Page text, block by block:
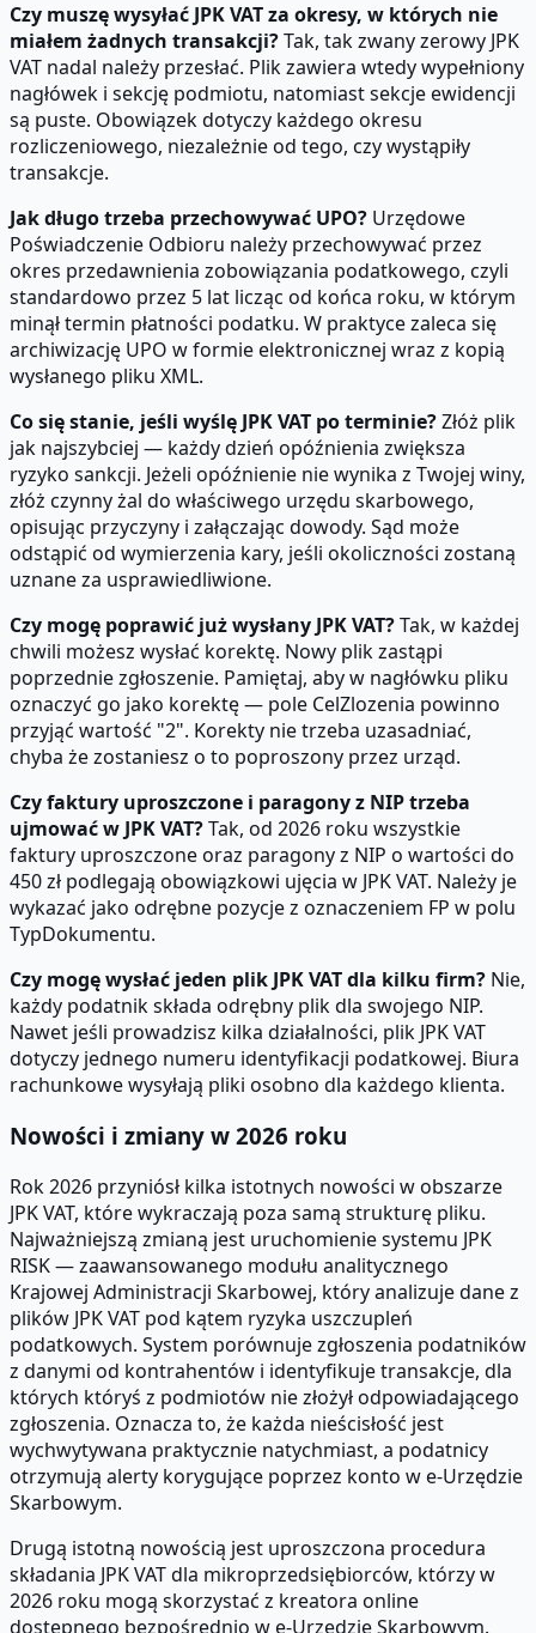
Czy muszę wysyłać JPK VAT za okresy, w których nie
miałem żadnych transakcji?Tak, tak zwany zerowy JPK
VAT nadal należy przesłać. Plik zawiera wtedy wypełniony
nagłówek i sekcję podmiotu, natomiast sekcje ewidencji
są puste. Obowiązek dotyczy każdego okresu
rozliczeniowego, niezależnie od tego, czy wystąpiły
transakcje.
Jak długo trzeba przechowywać UPO? Urzędowe
Poświadczenie Odbioru należy przechowywać przez
okres przedawnienia zobowiązania podatkowego, czyli
standardowo przez 5 lat licząc od końca roku, w którym
minął termin płatności podatku. W praktyce zaleca się
archiwizację UPO w formie elektronicznej wraz z kopią
wysłanego pliku XML.
Co się stanie, jeśli wyślę JPK VAT po terminie?Złóż plik
jak najszybciej — każdy dzień opóźnienia zwiększa
ryzyko sankcji. Jeżeli opóźnienie nie wynika z Twojej winy,
złóż czynny żal do właściwego urzędu skarbowego,
opisując przyczyny i załączając dowody. Sąd może
odstąpić od wymierzenia kary, jeśli okoliczności zostaną
uznane za usprawiedliwione.
Czy mogę poprawić już wysłany JPK VAT?Tak, w każdej
chwili możesz wysłać korektę. Nowy plik zastąpi
poprzednie zgłoszenie. Pamiętaj, aby w nagłówku pliku
oznaczyć go jako korektę — pole CelZlozenia powinno
przyjąć wartość "2". Korekty nie trzeba uzasadniać,
chyba że zostaniesz o to poproszony przez urząd.
Czy faktury uproszczone i paragony z NIP trzeba
ujmować w JPK VAT?Tak, od 2026 roku wszystkie
faktury uproszczone oraz paragony z NIP o wartości do
450 zł podlegają obowiązkowi ujęcia w JPK VAT. Należy je
wykazać jako odrębne pozycje z oznaczeniem FP w polu
TypDokumentu.
Czy mogę wysłać jeden plik JPK VAT dla kilku firm? Nie,
każdy podatnik składa odrębny plik dla swojego NIP.
Nawet jeśli prowadzisz kilka działalności, plik JPK VAT
dotyczy jednego numeru identyfikacji podatkowej. Biura
rachunkowe wysyłają pliki osobno dla każdego klienta.
Nowości i zmiany w 2026 roku
Rok 2026 przyniósł kilka istotnych nowości w obszarze
JPK VAT, które wykraczają poza samą strukturę pliku.
Najważniejszą zmianą jest uruchomienie systemu JPK
RISK — zaawansowanego modułu analitycznego
Krajowej Administracji Skarbowej, który analizuje dane z
plików JPK VAT pod kątem ryzyka uszczupleń
podatkowych. System porównuje zgłoszenia podatników
z danymi od kontrahentów i identyfikuje transakcje, dla
których któryś z podmiotów nie złożył odpowiadającego
zgłoszenia. Oznacza to, że każda nieścisłość jest
wychwytywana praktycznie natychmiast, a podatnicy
otrzymują alerty korygujące poprzez konto w e-Urzędzie
Skarbowym.
Drugą istotną nowością jest uproszczona procedura
składania JPK VAT dla mikroprzedsiębiorców, którzy w
2026 roku mogą skorzystać z kreatora online
dostępnego bezpośrednio w e-Urzędzie Skarbowym.